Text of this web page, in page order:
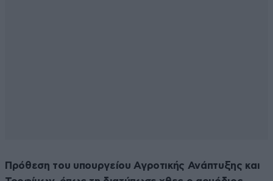
Πρόθεση του υπουργείου Αγροτικής Ανάπτυξης και